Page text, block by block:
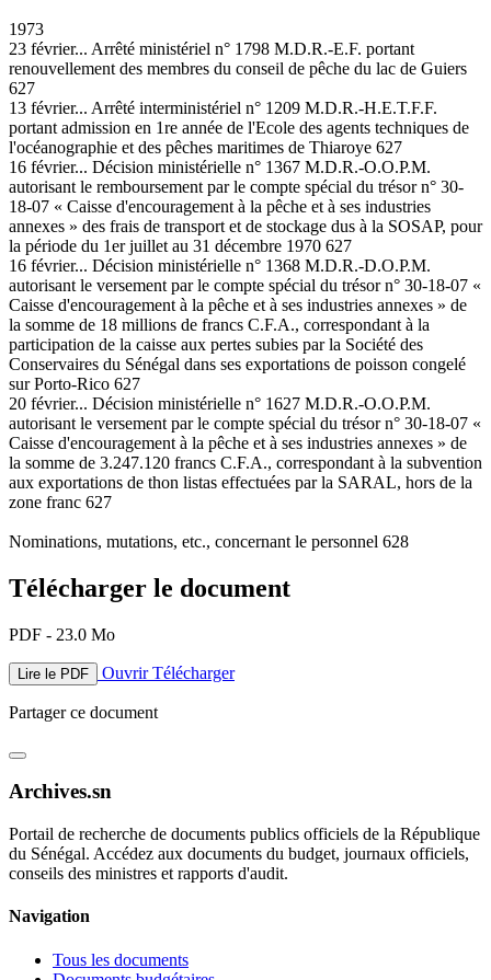
1973
23 février... Arrêté ministériel n° 1798 M.D.R.-E.F. portant
renouvellement des membres du conseil de pêche du lac de Guiers
627
13 février... Arrêté interministériel n° 1209 M.D.R.-H.E.T.F.F.
portant admission en 1re année de l'Ecole des agents techniques de
l'océanographie et des pêches maritimes de Thiaroye 627
16 février... Décision ministérielle n° 1367 M.D.R.-O.O.P.M.
autorisant le remboursement par le compte spécial du trésor n° 30-
18-07 « Caisse d'encouragement à la pêche et à ses industries
annexes » des frais de transport et de stockage dus à la SOSAP, pour
la période du 1er juillet au 31 décembre 1970 627
16 février... Décision ministérielle n° 1368 M.D.R.-D.O.P.M.
autorisant le versement par le compte spécial du trésor n° 30-18-07 «
Caisse d'encouragement à la pêche et à ses industries annexes » de
la somme de 18 millions de francs C.F.A., correspondant à la
participation de la caisse aux pertes subies par la Société des
Conservaires du Sénégal dans ses exportations de poisson congelé
sur Porto-Rico 627
20 février... Décision ministérielle n° 1627 M.D.R.-O.O.P.M.
autorisant le versement par le compte spécial du trésor n° 30-18-07 «
Caisse d'encouragement à la pêche et à ses industries annexes » de
la somme de 3.247.120 francs C.F.A., correspondant à la subvention
aux exportations de thon listas effectuées par la SARAL, hors de la
zone franc 627
Nominations, mutations, etc., concernant le personnel 628
Télécharger le document
PDF - 23.0 Mo
Lire le PDF OuvrirTélécharger
Partager ce document
Archives.sn
Portail de recherche de documents publics officiels de la République
du Sénégal. Accédez aux documents du budget, journaux officiels,
conseils des ministres et rapports d'audit.
Navigation
Tous les documents